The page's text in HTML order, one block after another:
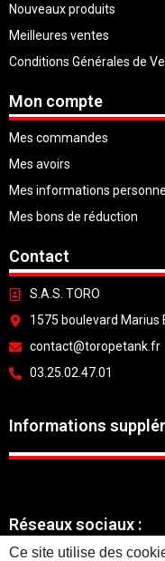
Nouveaux produits
Meilleures ventes
Conditions Générales de
Mon compte
Mes commandes
Mes avoirs
Mes informations
Mes bons de réduction
Contact
S.A.S. TORO
1575 boulevard Marius
contact@toropetank.fr
03.25.02.47.01
Informations
Réseaux sociaux :
Ce site utilise des